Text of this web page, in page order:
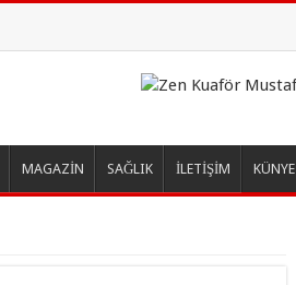
MAGAZİN SAĞLIK İLETİŞİM KÜNYE